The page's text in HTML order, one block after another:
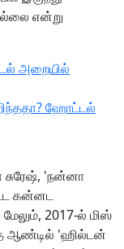
என்று
ஹோட்டல்
'நன்னா
கன்னட
2017-ல் மிஸ்
ஆண்டில் 'ஹில்டன்